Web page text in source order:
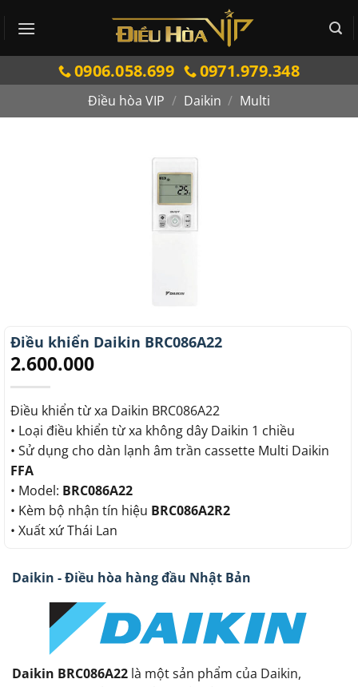
qua
0906.058.699 0971.979.348
Điều hòa VIP / Daikin / Multi
Điều khiển Daikin BRC086A22
2.600.000
Điều khiển từ xa Daikin BRC086A22
• Loại điều khiển từ xa không dây Daikin 1 chiều
• Sử dụng cho dàn lạnh âm trần cassette Multi Daikin
FFA
• Model: BRC086A22
• Kèm bộ nhận tín hiệu BRC086A2R2
• Xuất xứ Thái Lan
Daikin - Điều hòa hàng đầu Nhật Bản
Daikin BRC086A22 là một sản phẩm của Daikin,